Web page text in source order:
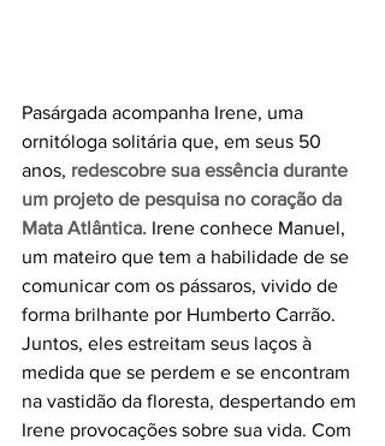
Pasárgada acompanha Irene, uma
ornitóloga solitária que, em seus 50
anos, redescobre sua essência durante
um projeto de pesquisa no coração da
Mata Atlântica. Irene conhece Manuel,
um mateiro que tem a habilidade de se
comunicar com os pássaros, vivido de
forma brilhante por Humberto Carrão.
Juntos, eles estreitam seus laços à
medida que se perdem e se encontram
na vastidão da floresta, despertando em
Irene provocações sobre sua vida. Com